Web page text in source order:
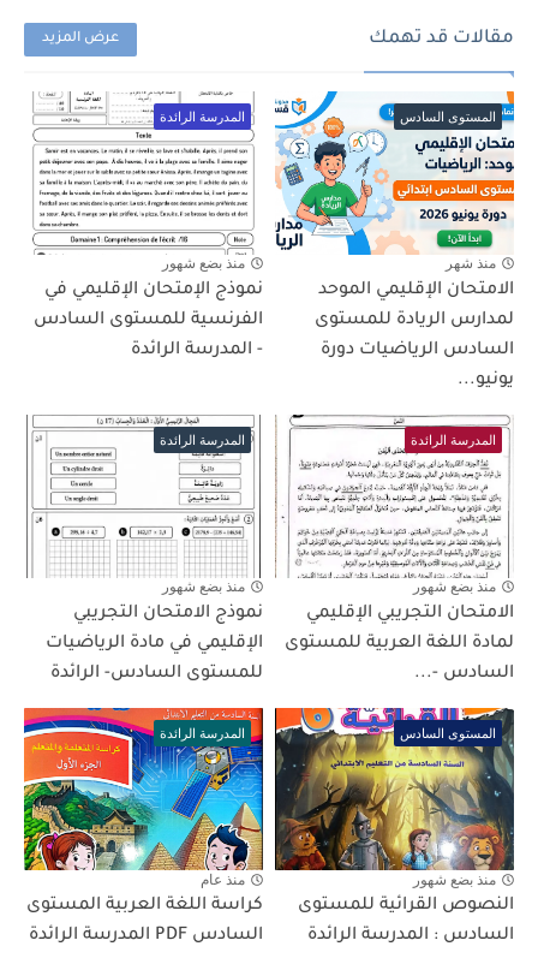
مقالات قد تهمك عرض المزيد
المستوى السادس
منذ شهر
الامتحان الإقليمي الموحد
لمدارس الريادة للمستوى
السادس الرياضيات دورة
يونيو...
المدرسة الرائدة
منذ بضع شهور
نموذج الإمتحان الإقليمي في
الفرنسية للمستوى السادس
- المدرسة الرائدة
المدرسة الرائدة
منذ بضع شهور
الامتحان التجريبي الإقليمي
لمادة اللغة العربية للمستوى
السادس -...
المدرسة الرائدة
منذ بضع شهور
نموذج الامتحان التجريبي
الإقليمي في مادة الرياضيات
للمستوى السادس- الرائدة
المستوى السادس
منذ بضع شهور
النصوص القرائية للمستوى
السادس : المدرسة الرائدة
المدرسة الرائدة
منذ عام
كراسة اللغة العربية المستوى
السادس PDF المدرسة الرائدة